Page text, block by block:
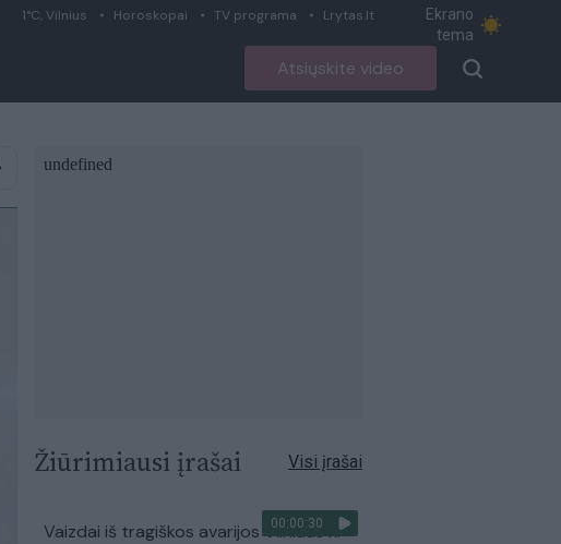
1°C, Vilnius Horoskopai TV programa Lrytas.lt
Ekrano
tema
Atsiųskite video
Žiūrimiausi įrašai Visi įrašai
00:00:30
Vaizdai iš tragiškos avarijos Vilniaus r.: